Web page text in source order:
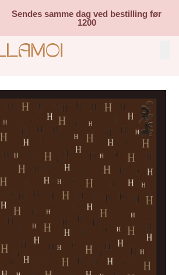
Sendes samme dag ved bestilling før
1200